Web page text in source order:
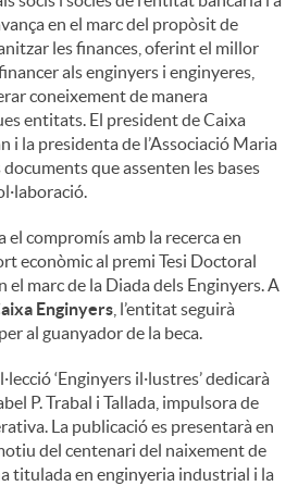
en el marc del propòsit de
les finances, oferint el millor
als enginyers i enginyeres,
coneixement de manera
entitats. El president de Caixa
i la presidenta de l’Associació Maria
que assenten les bases
el compromís amb la recerca en
econòmic al premi Tesi Doctoral
el marc de la Diada dels Enginyers. A
Enginyers , l’entitat seguirà
al guanyador de la beca.
‘Enginyers il·lustres’ dedicarà
P. Trabal i Tallada, impulsora de
La publicació es presentarà en
del centenari del naixement de
titulada en enginyeria industrial i la